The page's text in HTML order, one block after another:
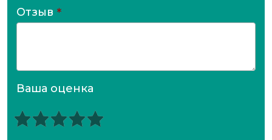
Отзыв *
Ваша оценка